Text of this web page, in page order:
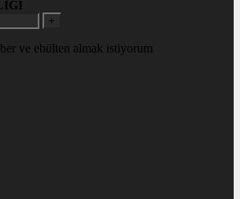
+
ve ebülten almak istiyorum